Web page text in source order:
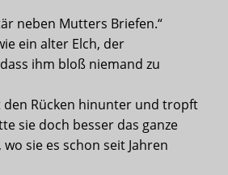
neben Mutters Briefen.“
ein alter Elch, der
ihm bloß niemand zu
den Rücken hinunter und tropft
sie doch besser das ganze
sie es schon seit Jahren